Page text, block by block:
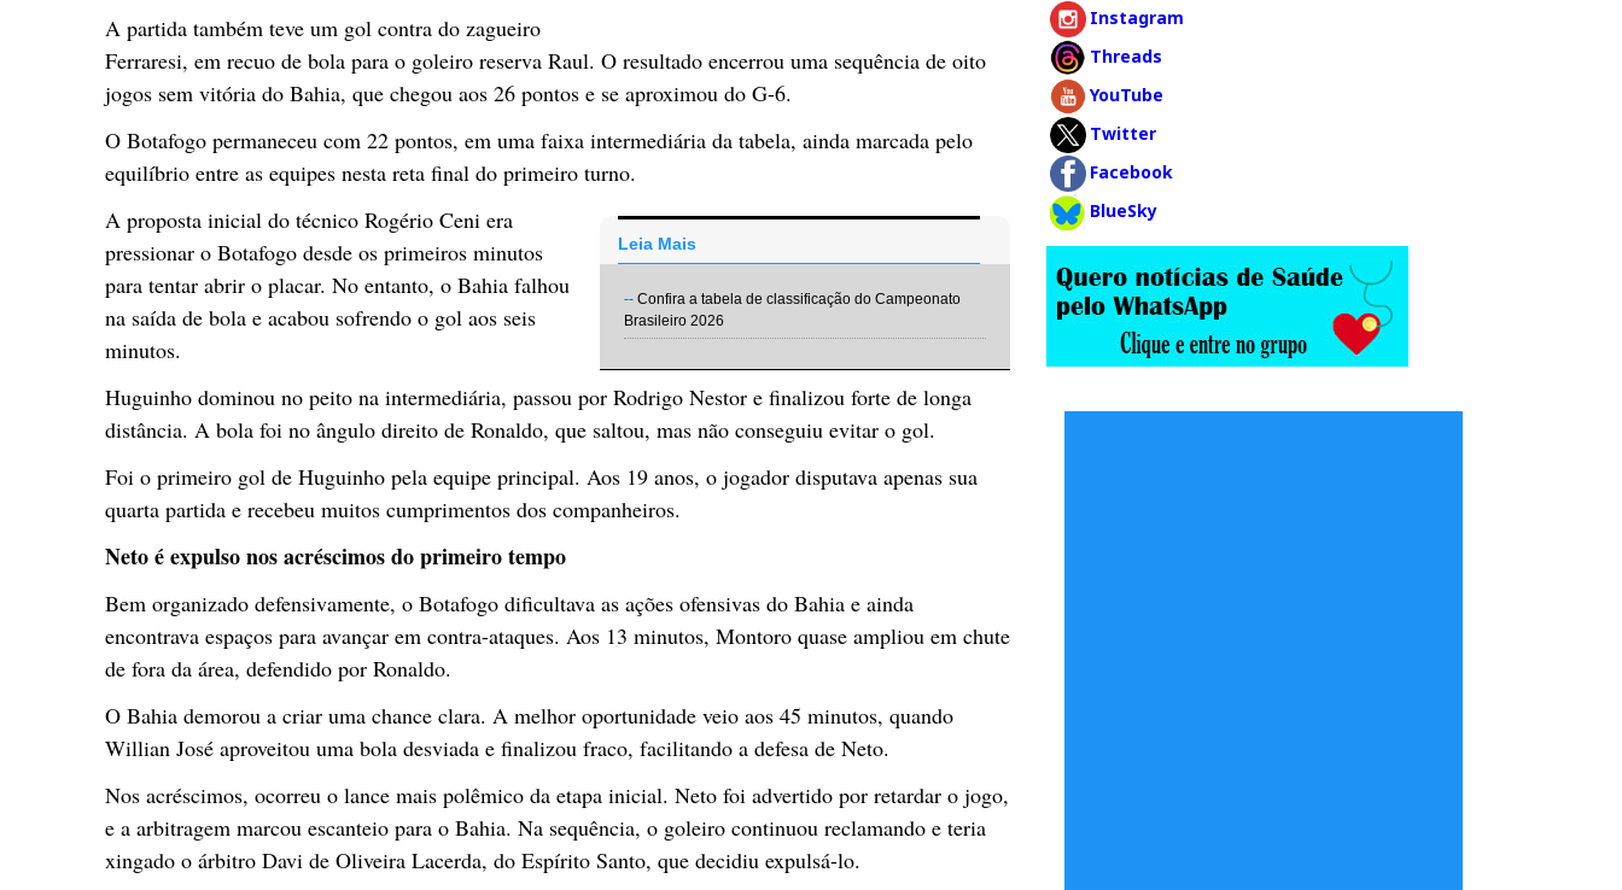
A partida também teve um gol contra do zagueiro
Ferraresi, em recuo de bola para o goleiro reserva Raul. O resultado encerrou uma sequência de oito
jogos sem vitória do Bahia, que chegou aos 26 pontos e se aproximou do G-6.
O Botafogo permaneceu com 22 pontos, em uma faixa intermediária da tabela, ainda marcada pelo
equilíbrio entre as equipes nesta reta final do primeiro turno.
Leia Mais
-- Confira a tabela de classificação do Campeonato
Brasileiro 2026
A proposta inicial do técnico Rogério Ceni era
pressionar o Botafogo desde os primeiros minutos
para tentar abrir o placar. No entanto, o Bahia falhou
na saída de bola e acabou sofrendo o gol aos seis
minutos.
Huguinho dominou no peito na intermediária, passou por Rodrigo Nestor e finalizou forte de longa
distância. A bola foi no ângulo direito de Ronaldo, que saltou, mas não conseguiu evitar o gol.
Foi o primeiro gol de Huguinho pela equipe principal. Aos 19 anos, o jogador disputava apenas sua
quarta partida e recebeu muitos cumprimentos dos companheiros.
Neto é expulso nos acréscimos do primeiro tempo
Bem organizado defensivamente, o Botafogo dificultava as ações ofensivas do Bahia e ainda
encontrava espaços para avançar em contra-ataques. Aos 13 minutos, Montoro quase ampliou em chute
de fora da área, defendido por Ronaldo.
O Bahia demorou a criar uma chance clara. A melhor oportunidade veio aos 45 minutos, quando
Willian José aproveitou uma bola desviada e finalizou fraco, facilitando a defesa de Neto.
Nos acréscimos, ocorreu o lance mais polêmico da etapa inicial. Neto foi advertido por retardar o jogo,
e a arbitragem marcou escanteio para o Bahia. Na sequência, o goleiro continuou reclamando e teria
xingado o árbitro Davi de Oliveira Lacerda, do Espírito Santo, que decidiu expulsá-lo.
Instagram
Threads
YouTube
Twitter
Facebook
BlueSky